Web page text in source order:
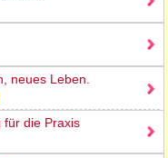
neues Leben.
für die Praxis